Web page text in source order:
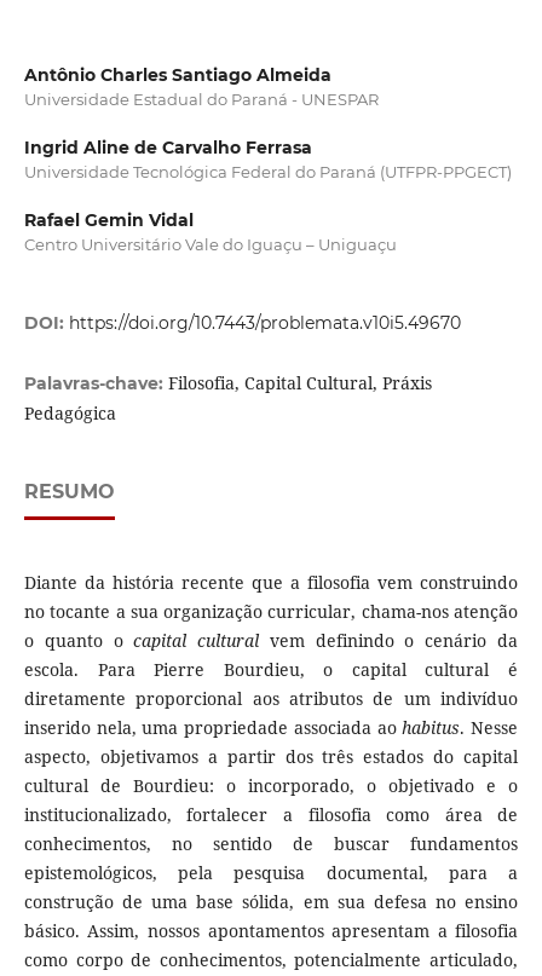
Antônio Charles Santiago Almeida
Universidade Estadual do Paraná - UNESPAR
Ingrid Aline de Carvalho Ferrasa
Universidade Tecnológica Federal do Paraná (UTFPR-PPGECT)
Rafael Gemin Vidal
Centro Universitário Vale do Iguaçu – Uniguaçu
DOI: https://doi.org/10.7443/problemata.v10i5.49670
Palavras-chave: Filosofia, Capital Cultural, Práxis
Pedagógica
RESUMO
Diante da história recente que a filosofia vem construindo
no tocante a sua organização curricular, chama-nos atenção
o quanto ocapital cultural vem definindo o cenário da
escola. Para Pierre Bourdieu, o capital cultural é
diretamente proporcional aos atributos de um indivíduo
inserido nela, uma propriedade associada aohabitus. Nesse
aspecto, objetivamos a partir dos três estados do capital
cultural de Bourdieu: o incorporado, o objetivado e o
institucionalizado, fortalecer a filosofia como área de
conhecimentos, no sentido de buscar fundamentos
epistemológicos, pela pesquisa documental, para a
construção de uma base sólida, em sua defesa no ensino
básico. Assim, nossos apontamentos apresentam a filosofia
como corpo de conhecimentos, potencialmente articulado,